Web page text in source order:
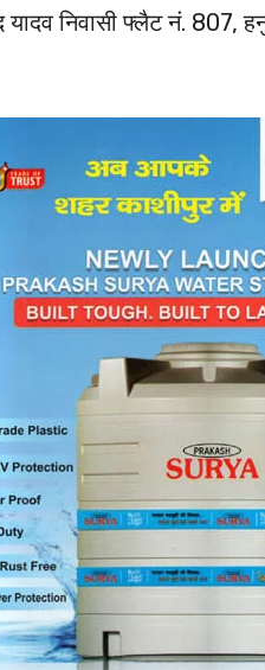
निवासी फ्लैट नं. 807,